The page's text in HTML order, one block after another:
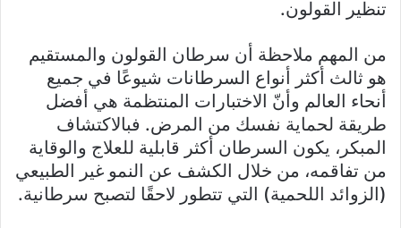
تنظير القولون.
من المهم ملاحظة أن سرطان القولون والمستقيم
هو ثالث أكثر أنواع السرطانات شيوعًا في جميع
أنحاء العالم وأنّ الاختبارات المنتظمة هي أفضل
طريقة لحماية نفسك من المرض. فبالاكتشاف
المبكر، يكون السرطان أكثر قابلية للعلاج والوقاية
من تفاقمه، من خلال الكشف عن النمو غير الطبيعي
(الزوائد اللحمية) التي تتطور لاحقًا لتصبح سرطانية.